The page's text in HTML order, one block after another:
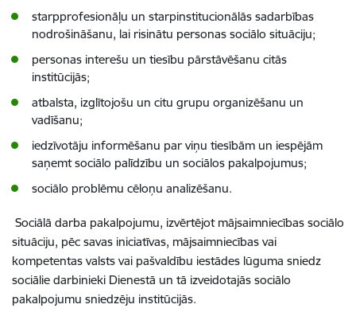
starpprofesionāļu un starpinstitucionālās sadarbības
nodrošināšanu, lai risinātu personas sociālo situāciju;
personas interešu un tiesību pārstāvēšanu citās
institūcijās;
atbalsta, izglītojošu un citu grupu organizēšanu un
vadīšanu;
iedzīvotāju informēšanu par viņu tiesībām un iespējām
saņemt sociālo palīdzību un sociālos pakalpojumus;
sociālo problēmu cēloņu analizēšanu.
Sociālā darba pakalpojumu, izvērtējot mājsaimniecības sociālo
situāciju, pēc savas iniciatīvas, mājsaimniecības vai
kompetentas valsts vai pašvaldību iestādes lūguma sniedz
sociālie darbinieki Dienestā un tā izveidotajās sociālo
pakalpojumu sniedzēju institūcijās.